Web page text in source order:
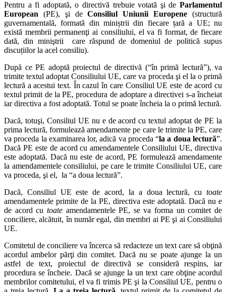
Pentru a fi adoptată, o directivă trebuie votată şi de Parlamentul
European (PE), şi deConsiliul Uniunii Europene (structură
guvernamentală, formată din miniștrii din fiecare țară a UE; nu
există membrii permanenţi ai consiliului, el va fi format, de fiecare
dată, din miniştrii care răspund de domeniul de politică supus
discuțiilor la acel consiliu).
După ce PE adoptă proiectul de directivă (“în primă lectură”), va
trimite textul adoptat Consiliului UE, care va proceda şi el la o primă
lectură a acestui text. În cazul în care Consiliul UE este de acord cu
textul primit de la PE, procedura de adoptare a directivei s-a încheiat
iar directiva a fost adoptată. Totul se poate încheia la o primă lectură.
Dacă, totuşi, Consiliul UE nu e de acord cu textul adoptat de PE la
prima lectură, formulează amendamente pe care le trimite la PE, care
va proceda la examinarea lor, adică va proceda “la a doua lectură”.
Dacă PE este de acord cu amendamentele Consiliului UE, directiva
este adoptată. Dacă nu este de acord, PE formulează amendamente
la amendamentele consiliului, pe care le trimite Consiliului UE, care
va proceda, şi el, la “a doua lectură”.
Dacă, Consiliul UE este de acord, la a doua lectură, cu toate
amendamentele primite de la PE, directiva este adoptată. Dacă nu e
de acord cu toateamendamentele PE, se va forma un comitet de
conciliere, alcătuit, în număr egal, din membri ai PE şi ai Consiliului
UE.
Comitetul de conciliere va încerca să redacteze un text care să obţină
acordul ambelor părţi din comitet. Dacă nu se poate ajunge la un
astfel de text, proiectul de directivă se consideră respins, iar
procedura se încheie. Dacă se ajunge la un text care obţine acordul
membrilor comitetului, el va fi trimis PE şi la Consiliul UE, pentru o